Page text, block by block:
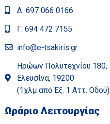
Δ: 697 066 0166
Γ: 694 472 7155
info@e-tsakiris.gr
Ηρώων Πολυτεχνίου 180,
Ελευσίνα, 19200
(1χλμ από Έξ. 1 Αττ. Οδού)
Ωράριο Λειτουργίας